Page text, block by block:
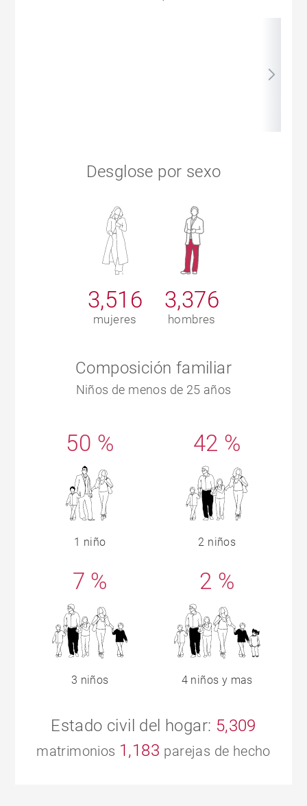
Desglose por sexo
3,516
mujeres
3,376
hombres
Composición familiar
Niños de menos de 25 años
50 %
1 niño
42 %
2 niños
7 %
3 niños
2 %
4 niños y mas
Estado civil del hogar: 5,309
matrimonios 1,183 parejas de hecho